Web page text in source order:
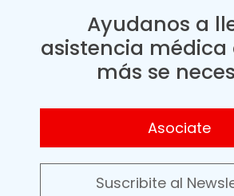
Ayudanos a
asistencia médica
más se
Asociate
Suscribite al